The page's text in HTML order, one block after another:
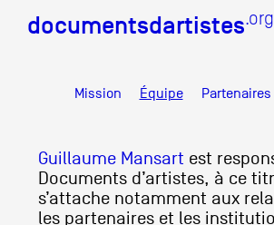
documentsdartistes.org
documentsdartistes.org
Équipe
Partenaires
Crédits
Mission Équipe Partenaires
Guillaume Mansart est
Documents d’artistes, à ce
s’attache notamment aux
les partenaires et les